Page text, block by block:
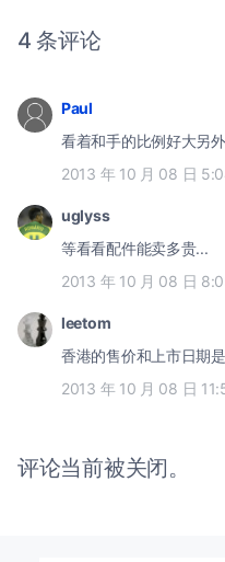
4 条评论
Paul
看着和手的比例好大另
2013 年 10 月 08 日
uglyss
等看看配件能卖多贵...
2013 年 10 月 08 日
leetom
香港的售价和上市日期
2013 年 10 月 08 日
评论当前被关闭。